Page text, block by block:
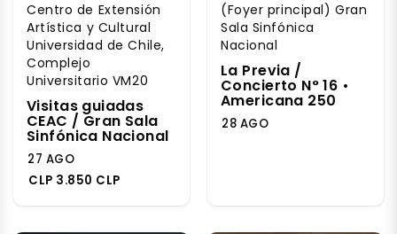
Centro de Extensión
Artística y Cultural
Universidad de Chile,
Complejo
Universitario VM20
Visitas guiadas
CEAC / Gran Sala
Sinfónica Nacional
27 AGO
CLP 3.850 CLP
(Foyer principal) Gran
Sala Sinfónica
Nacional
La Previa /
Concierto N° 16 •
Americana 250
28 AGO